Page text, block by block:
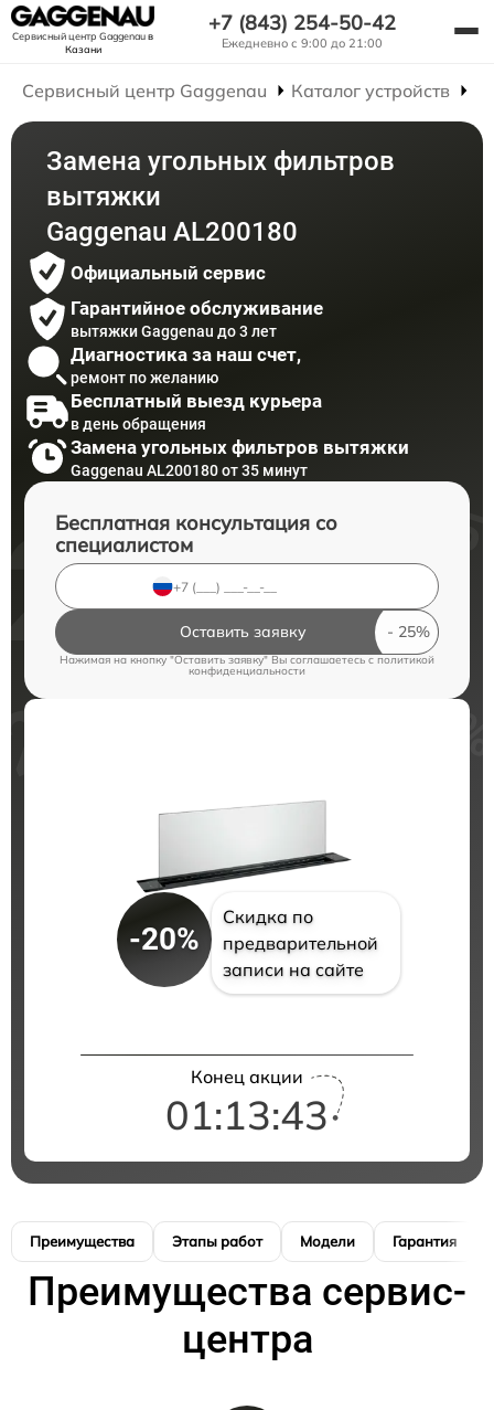
Сервисный центр Gaggenauв
Казани
+7 (843) 254-50-42
Ежедневно с 9:00 до 21:00
Сервисный центр Gaggenau Каталог устройств
Замена угольных фильтров
вытяжки
Gaggenau AL200180
Официальный сервис
Гарантийное обслуживание
вытяжки Gaggenau до 3 лет
Диагностика за наш счет,
ремонт по желанию
Бесплатный выезд курьера
в день обращения
Замена угольных фильтров вытяжки
Gaggenau AL200180 от 35 минут
Бесплатная консультация со
специалистом
Оставить заявку
Нажимая на кнопку "Оставить заявку" Вы соглашаетесь c политикой
конфиденциальности
-20%
Скидка по
предварительной
записи на сайте
Конец акции
01:13:42
Преимущества Этапы работ Модели Гарантия
Преимущества сервис-
центра